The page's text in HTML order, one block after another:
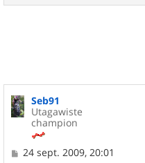
Seb91
Utagawiste
champion
M
24 sept. 2009, 20:01